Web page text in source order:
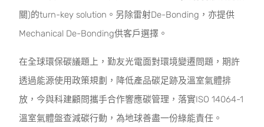
關)的turn-key solution。另除雷射De-Bonding，亦提供
Mechanical De-Bonding供客戶選擇。
在全球環保碳議題上，勤友光電面對環境變遷問題，期許
透過能源使用政策規劃，降低產品碳足跡及溫室氣體排
放，今與科建顧問攜手合作響應碳管理，落實ISO 14064-1
溫室氣體盤查減碳行動，為地球善盡一份綠能責任。